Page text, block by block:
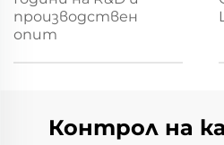
производствен
опит
Контрол на